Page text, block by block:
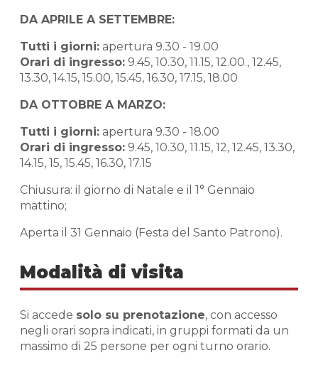
DA APRILE A SETTEMBRE:
Tutti i giorni: apertura 9.30 - 19.00
Orari di ingresso: 9.45, 10.30, 11.15, 12.00., 12.45,
13.30, 14.15, 15.00, 15.45, 16.30, 17.15, 18.00
DA OTTOBRE A MARZO:
Tutti i giorni: apertura 9.30 - 18.00
Orari di ingresso: 9.45, 10.30, 11.15, 12, 12.45, 13.30,
14.15, 15, 15.45, 16.30, 17.15
Chiusura: il giorno di Natale e il 1° Gennaio
mattino;
Aperta il 31 Gennaio (Festa del Santo Patrono).
Modalità di visita
Si accede solo su prenotazione, con accesso
negli orari sopra indicati, in gruppi formati da un
massimo di 25 persone per ogni turno orario.